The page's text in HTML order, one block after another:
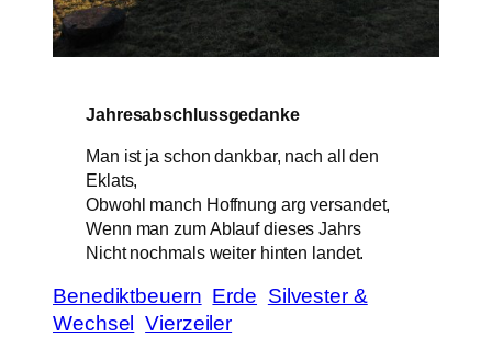
Jahresabschlussgedanke
Man ist ja schon dankbar, nach all den
Eklats,
Obwohl manch Hoffnung arg versandet,
Wenn man zum Ablauf dieses Jahrs
Nicht nochmals weiter hinten landet.
Benediktbeuern Erde Silvester &
Wechsel
Vierzeiler